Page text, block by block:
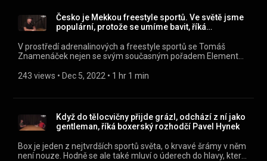
podcastu Maxim Pavla Vondráčka. V rozhovoru mluví také o
tom, kde bere inspiraci pro své dezerty, o trendech v cukrařině
i o tom, proč kvalitní zákusek nemůže být levný.
Česko je Mekkou freestyle sportů. Ve světě jsme
populární, protože se umíme bavit, říká
V prostředí adrenalinových a freestyle sportů se Tomáš
Znamenáček nejen se svým současným pořadem Element
skateboardingu a dalších podobných sportů procestoval svět.
243 views • Dec 5, 2022 • 1 hr 1 min
Když do tělocvičny přijde grázl, odchází z ní jako
gentleman, říká boxerský rozhodčí Pavel Hynek
Box je jeden z nejtvrdších sportů světa, o krvavé šrámy v něm
není nouze. Hodně se ale také mluví o úderech do hlavy, které